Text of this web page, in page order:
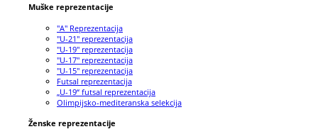
Muške reprezentacije
"A" Reprezentacija
"U-21" reprezentacija
"U-19" reprezentacija
"U-17" reprezentacija
"U-15" reprezentacija
Futsal reprezentacija
„U-19“ futsal reprezentacija
Olimpijsko-mediteranska selekcija
Ženske reprezentacije